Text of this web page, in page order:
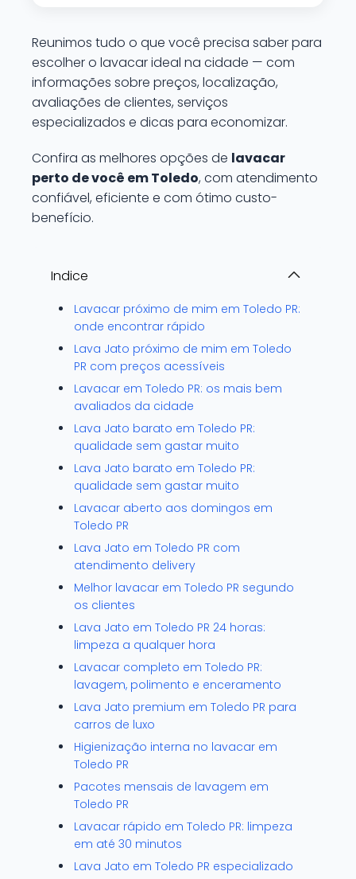
Reunimos tudo o que você precisa saber para
escolher o lavacar ideal na cidade — com
informações sobre preços, localização,
avaliações de clientes, serviços
especializados e dicas para economizar.
Confira as melhores opções de lavacar
perto de você em Toledo, com atendimento
confiável, eficiente e com ótimo custo-
benefício.
Indice
Lavacar próximo de mim em Toledo PR:
onde encontrar rápido
Lava Jato próximo de mim em Toledo
PR com preços acessíveis
Lavacar em Toledo PR: os mais bem
avaliados da cidade
Lava Jato barato em Toledo PR:
qualidade sem gastar muito
Lava Jato barato em Toledo PR:
qualidade sem gastar muito
Lavacar aberto aos domingos em
Toledo PR
Lava Jato em Toledo PR com
atendimento delivery
Melhor lavacar em Toledo PR segundo
os clientes
Lava Jato em Toledo PR 24 horas:
limpeza a qualquer hora
Lavacar completo em Toledo PR:
lavagem, polimento e enceramento
Lava Jato premium em Toledo PR para
carros de luxo
Higienização interna no lavacar em
Toledo PR
Pacotes mensais de lavagem em
Toledo PR
Lavacar rápido em Toledo PR: limpeza
em até 30 minutos
Lava Jato em Toledo PR especializado